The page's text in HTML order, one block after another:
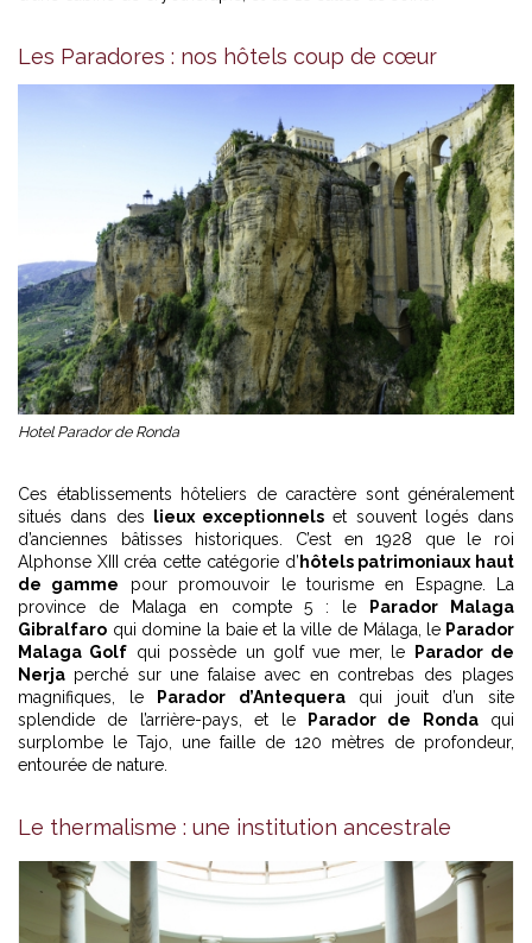
Les Paradores : nos hôtels coup de cœur
Hotel Parador de Ronda
Ces établissements hôteliers de caractère sont généralement
situés dans des lieux exceptionnels et souvent logés dans
d’anciennes bâtisses historiques. C’est en 1928 que le roi
Alphonse XIII créa cette catégorie d’ hôtels patrimoniaux haut
de gamme pour promouvoir le tourisme en Espagne. La
province de Malaga en compte 5 : le
Parador Malaga
Gibralfaro qui domine la baie et la ville de Málaga, le Parador
Malaga Golf qui possède un golf vue mer, le
Parador de
Nerja perché sur une falaise avec en contrebas des plages
magnifiques, le
Parador d’Antequeraqui jouit d’un site
splendide de l’arrière-pays, et le
Parador de Rondaqui
surplombe le Tajo, une faille de 120 mètres de profondeur,
entourée de nature.
Le thermalisme : une institution ancestrale